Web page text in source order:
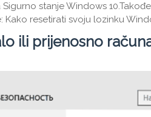
stanje Windows
Kako resetirati svoju lozinku
ili prijenosno